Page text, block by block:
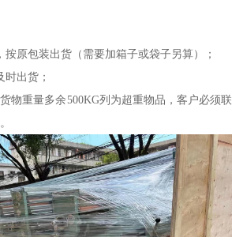
按原包装出货（需要加箱子或袋子另算）；
出货；
货物重量多余500KG列为超重物品，客户必须联